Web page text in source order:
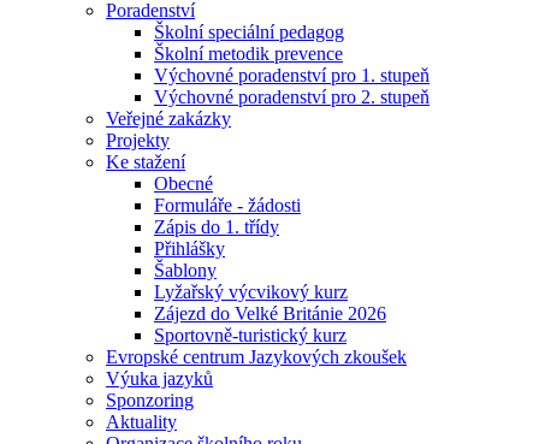
Poradenství
Školní speciální pedagog
Školní metodik prevence
Výchovné poradenství pro 1. stupeň
Výchovné poradenství pro 2. stupeň
Veřejné zakázky
Projekty
Ke stažení
Obecné
Formuláře - žádosti
Zápis do 1. třídy
Přihlášky
Šablony
Lyžařský výcvikový kurz
Zájezd do Velké Británie 2026
Sportovně-turistický kurz
Evropské centrum Jazykových zkoušek
Výuka jazyků
Sponzoring
Aktuality